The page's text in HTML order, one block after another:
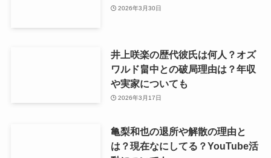
2026年3月30日
井上咲楽の歴代彼氏は何人？オズ
ワルド畠中との破局理由は？年収
や実家についても
2026年3月17日
亀梨和也の退所や解散の理由と
は？現在なにしてる？YouTube活